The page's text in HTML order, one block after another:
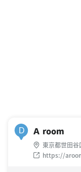
D Ａ room
東京都世田谷
ｇｅｃｌｏｔ
https://